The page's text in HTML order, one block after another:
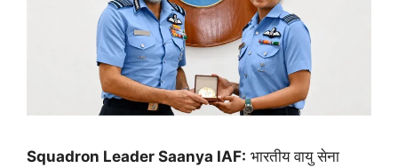
Squadron Leader Saanya IAF: भारतीय वायु सेना